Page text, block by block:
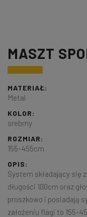
MASZT
MATERIAŁ:
Metal
KOLOR:
srebrny
ROZMIAR:
155-455cm
OPIS:
System składający się
długości 100cm oraz
proszkowo i posiadają
założeniu flagi to 155-